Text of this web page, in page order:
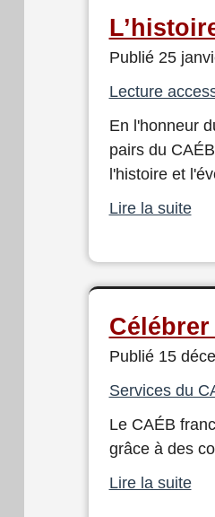
Publié 25
Lecture
En l'honneur
pairs du
l'histoire et
Lire la suite
Publié 15
Services du
Le CAÉB
grâce à des
Lire la suite